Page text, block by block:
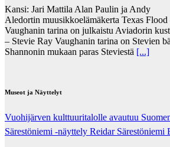
Kansi: Jari Mattila Alan Paulin ja Andy
Aledortin muusikkoelämäkerta Texas
Vaughanin tarina on julkaistu Aviadorin
– Stevie Ray Vaughanin tarina on Stevien
Shannonin mukaan paras Steviestä [...]
Museot ja Näyttelyt
Vuohijärven kulttuuritalolle avautuu
Särestöniemi -näyttely Reidar Särestöniemi